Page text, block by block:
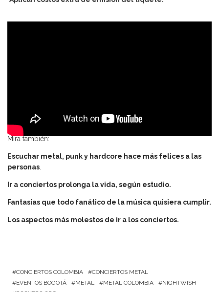
Mira también:
Escuchar metal, punk y hardcore hace más felices a las
personas
Ir a conciertos prolonga la vida, según estudio.
Fantasías que todo fanático de la música quisiera cumplir.
Los aspectos más molestos de ir a los conciertos.
CONCIERTOS COLOMBIA
CONCIERTOS METAL
EVENTOS BOGOTÁ
METAL METAL COLOMBIA
NIGHTWISH